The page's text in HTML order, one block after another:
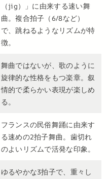
（jig）」に由来する速い舞
曲。複合拍子（6/8など）
で、跳ねるようなリズムが特
徴。
舞曲ではないが、歌のように
旋律的な性格をもつ楽章。叙
情的で柔らかい表現が楽しめ
る。
フランスの民俗舞踊に由来す
る速めの2拍子舞曲。歯切れ
のよいリズムで活発な印象。
ゆるやかな3拍子で、重々し